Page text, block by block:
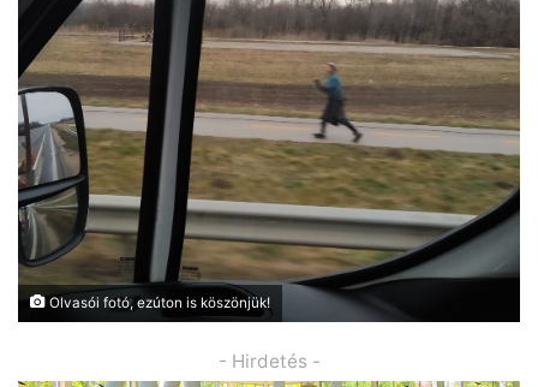
Olvasói fotó, ezúton is köszönjük!
- Hirdetés -